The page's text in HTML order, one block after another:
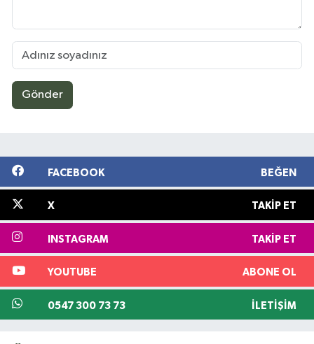
Gönder
FACEBOOK BEĞEN
X TAKIP ET
INSTAGRAM TAKIP ET
YOUTUBE ABONE OL
0547 300 73 73 İLETIŞIM